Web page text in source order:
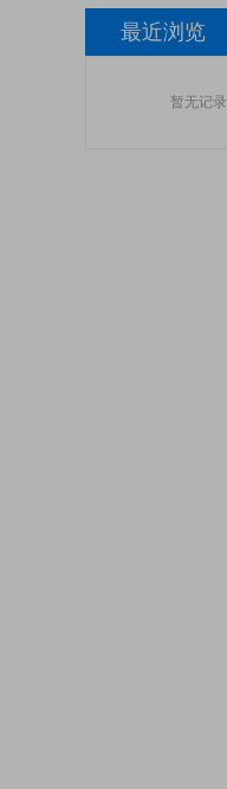
最近浏览
暂无记录